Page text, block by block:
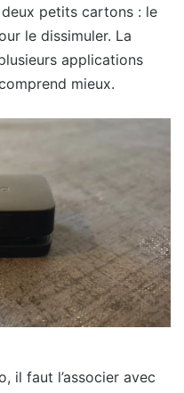
petits cartons : le
le dissimuler. La
applications
mieux.
il faut l’associer avec